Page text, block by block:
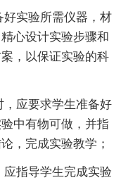
实验所需仪器，材
心设计实验步骤和
，以保证实验的科
应要求学生准备好
中有物可做，并指
，完成实验教学；
指导学生完成实验